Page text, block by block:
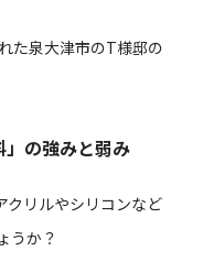
た泉大津市のT様邸の
の強みと弱み
クリルやシリコンなど
うか？